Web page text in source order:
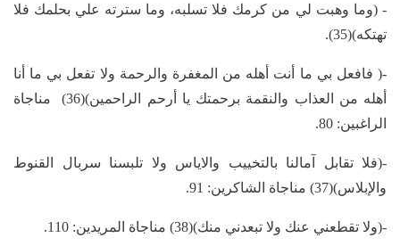
- (وما وهبت لي من كرمك فلا تسلبه، وما سترته علي بحلمك فلا
تهتكه)(35).
-( فافعل بي ما أنت أهله من المغفرة والرحمة ولا تفعل بي ما أنا
أهله من العذاب والنقمة برحمتك يا أرحم الراحمين)(36) مناجاة
الراغبين: 80.
-(فلا تقابل آمالنا بالتخييب والاياس ولا تلبسنا سربال القنوط
والإبلاس)(37) مناجاة الشاكرين: 91.
-(ولا تقطعني عنك ولا تبعدني منك)(38) مناجاة المريدين: 110.